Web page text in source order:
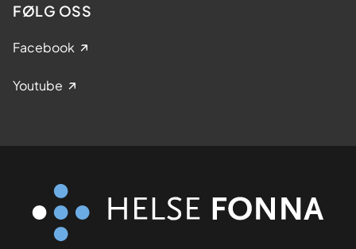
FØLG OSS
Facebook
Youtube